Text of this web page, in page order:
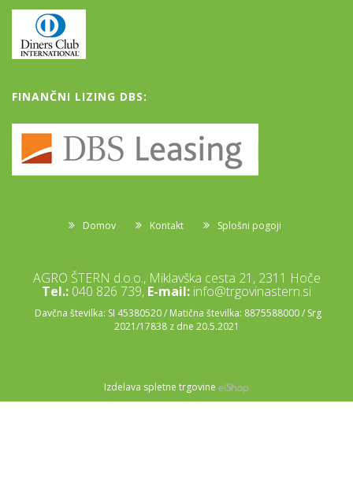
FINANČNI LIZING DBS:
Domov Kontakt Splošni pogoji
AGRO ŠTERN d.o.o., Miklavška cesta 21, 2311 Hoče
Tel.: 040 826 739, E-mail: info@trgovinastern.si
Davčna številka: SI 45380520 / Matična številka: 8875588000 / Srg
2021/17838 z dne 20.5.2021
Izdelava spletne trgovine